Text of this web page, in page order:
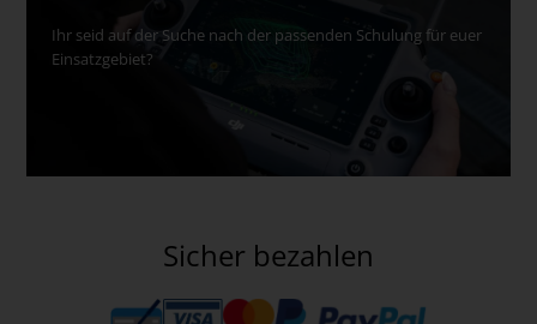
Ihr seid auf der Suche nach der passenden Schulung für euer
Einsatzgebiet?
Sicher bezahlen